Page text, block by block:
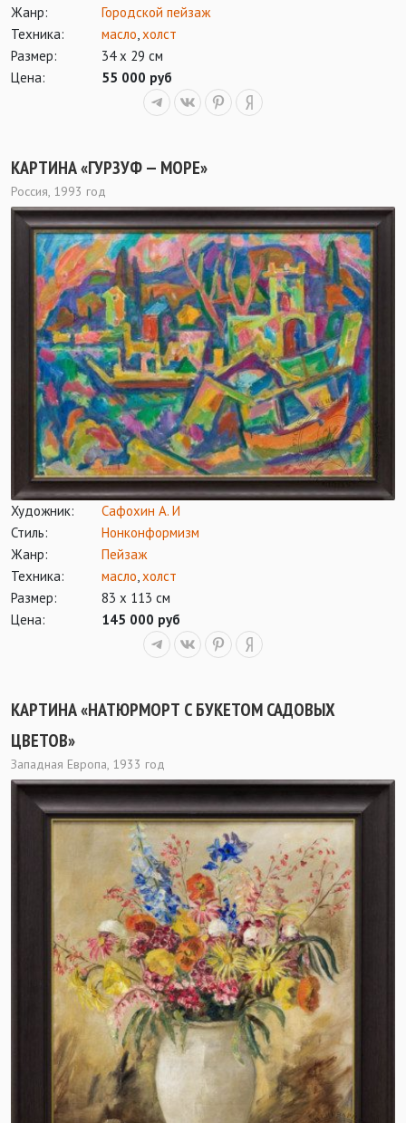
Жанр:
Городской пейзаж
Техника:
масло холст
Размер:
34 х 29 см
Цена:
55 000 руб
КАРТИНА «ГУРЗУФ — МОРЕ»
Россия, 1993 год
Художник:
Сафохин А. И
Стиль:
Нонконформизм
Жанр:
Пейзаж
Техника:
масло,холст
Размер:
83 х 113 см
Цена:
145 000 руб
КАРТИНА «НАТЮРМОРТ С БУКЕТОМ САДОВЫХ
ЦВЕТОВ»
Западная Европа, 1933 год